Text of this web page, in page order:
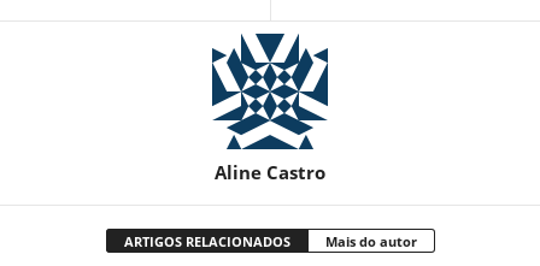
Aline Castro
ARTIGOS RELACIONADOS Mais do autor